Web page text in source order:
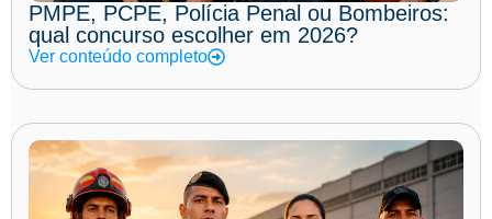
PMPE, PCPE, Polícia Penal ou Bombeiros:
qual concurso escolher em 2026?
Ver conteúdo completo